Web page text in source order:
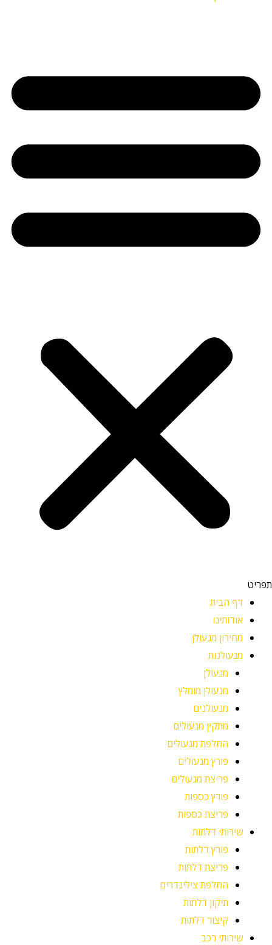
תפריט
דף הבית
אודותינו
מחירון מנעולן
מנעולנות
מנעולן
מנעולן מומלץ
מנעולנים
מתקין מנעולים
החלפת מנעולים
פורץ מנעולים
פריצת מנעולים
פורץ כספות
פריצת כספות
שירותי דלתות
פורץ דלתות
פריצת דלתות
החלפת צילינדרים
תיקון דלתות
קיצור דלתות
שירותי רכב